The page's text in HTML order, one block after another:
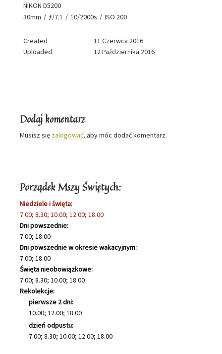
NIKON D5200
30mm / ƒ/7.1 / 10/2000s / ISO 200
Created
11 Czerwca 2016
Uploaded
12 Października 2016
Dodaj komentarz
Musisz się zalogować, aby móc dodać komentarz.
Porządek Mszy Świętych:
Niedziele i święta:
7.00; 8.30; 10.00; 12.00; 18.00
Dni powszednie:
7.00; 18.00
Dni powszednie w okresie wakacyjnym:
7.00; 18.00
Święta nieobowiązkowe:
7.00; 8.30; 10.00; 18.00
Rekolekcje:
pierwsze 2 dni:
10.00; 12.00; 18.00
dzień odpustu:
7.00; 8.30; 10.00; 12.00; 18.00